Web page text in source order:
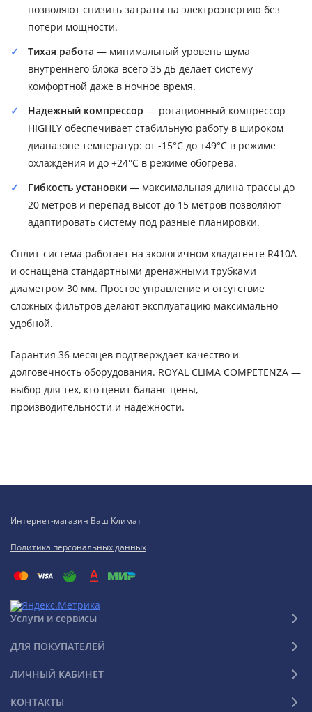
позволяют снизить затраты на электроэнергию без
потери мощности.
Тихая работа — минимальный уровень шума
внутреннего блока всего 35 дБ делает систему
комфортной даже в ночное время.
Надежный компрессор — ротационный компрессор
HIGHLY обеспечивает стабильную работу в широком
диапазоне температур: от -15°C до +49°C в режиме
охлаждения и до +24°C в режиме обогрева.
Гибкость установки — максимальная длина трассы до
20 метров и перепад высот до 15 метров позволяют
адаптировать систему под разные планировки.
Сплит-система работает на экологичном хладагенте R410A
и оснащена стандартными дренажными трубками
диаметром 30 мм. Простое управление и отсутствие
сложных фильтров делают эксплуатацию максимально
удобной.
Гарантия 36 месяцев подтверждает качество и
долговечность оборудования. ROYAL CLIMA COMPETENZA —
выбор для тех, кто ценит баланс цены,
производительности и надежности.
Интернет-магазин Ваш Климат
Политика персональных данных
Услуги и сервисы
ДЛЯ ПОКУПАТЕЛЕЙ
ЛИЧНЫЙ КАБИНЕТ
КОНТАКТЫ